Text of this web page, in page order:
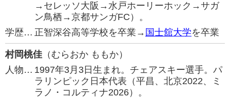
→セレッソ大阪→水戸ホーリーホック→サガ
ン鳥栖→京都サンガFC）。
学歴… 正智深谷高等学校を卒業→ 国士舘大学を卒業
村岡桃佳 （むらおか ももか）
人物… 1997年3月3日生まれ。チェアスキー選手。パ
ラリンピック日本代表（平昌、北京2022、ミ
ラノ・コルティナ2026）。